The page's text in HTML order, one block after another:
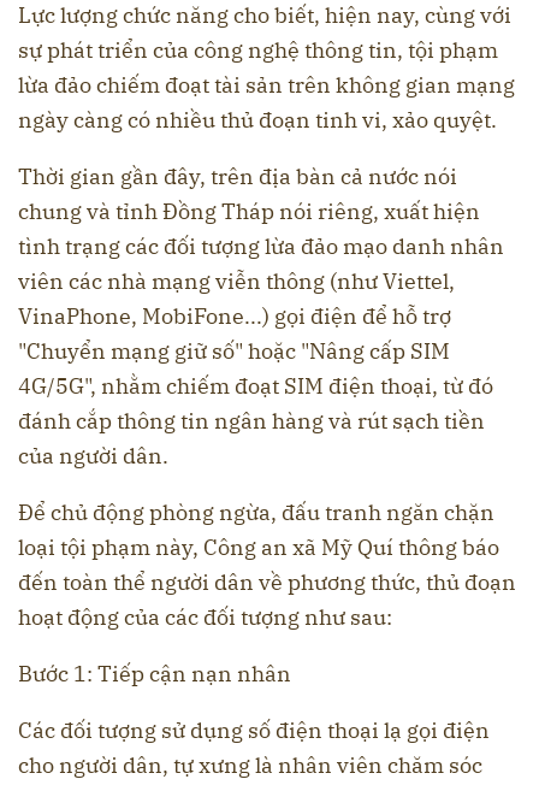
Lực lượng chức năng cho biết, hiện nay, cùng với
sự phát triển của công nghệ thông tin, tội phạm
lừa đảo chiếm đoạt tài sản trên không gian mạng
ngày càng có nhiều thủ đoạn tinh vi, xảo quyệt.
Thời gian gần đây, trên địa bàn cả nước nói
chung và tỉnh Đồng Tháp nói riêng, xuất hiện
tình trạng các đối tượng lừa đảo mạo danh nhân
viên các nhà mạng viễn thông (như Viettel,
VinaPhone, MobiFone...) gọi điện để hỗ trợ
"Chuyển mạng giữ số" hoặc "Nâng cấp SIM
4G/5G", nhằm chiếm đoạt SIM điện thoại, từ đó
đánh cắp thông tin ngân hàng và rút sạch tiền
của người dân.
Để chủ động phòng ngừa, đấu tranh ngăn chặn
loại tội phạm này, Công an xã Mỹ Quí thông báo
đến toàn thể người dân về phương thức, thủ đoạn
hoạt động của các đối tượng như sau:
Bước 1: Tiếp cận nạn nhân
Các đối tượng sử dụng số điện thoại lạ gọi điện
cho người dân, tự xưng là nhân viên chăm sóc